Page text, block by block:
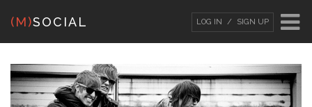
(M)SOCIAL LOG IN SIGN UP
LOG INORSIGN UP
Username